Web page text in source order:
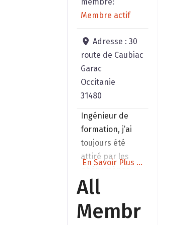
l’appareil
évalue votre
exposition selon
des seuils de
Membre actif
Adresse :30
route de Caubiac
Garac
Occitanie
31480
Ingénieur de
formation, j’ai
toujours été
attiré par les
que l’on nomme
ésotériques. Ces
phénomènes
En Savoir Plus ...
All
Membr